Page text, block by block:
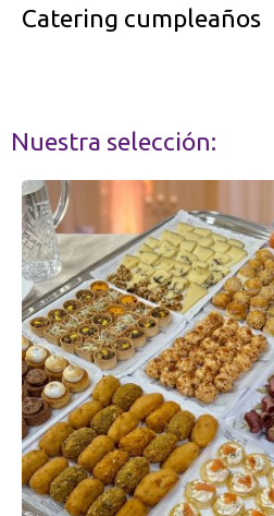
Catering cumpleaños
Nuestra selección: